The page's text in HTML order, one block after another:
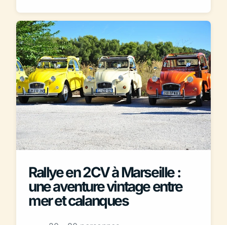
Rallye en 2CV à Marseille :
une aventure vintage entre
mer et calanques